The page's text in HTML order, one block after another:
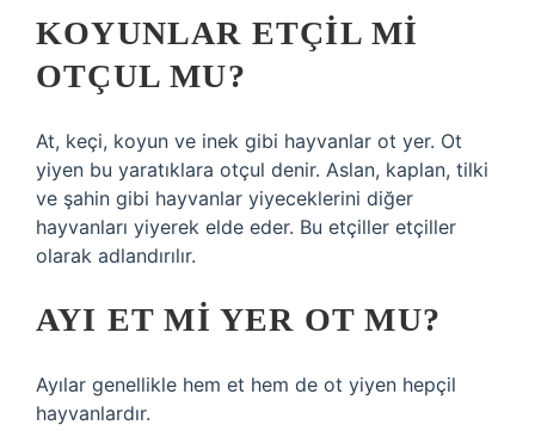
KOYUNLAR ETÇIL MI
OTÇUL MU?
At, keçi, koyun ve inek gibi hayvanlar ot yer. Ot
yiyen bu yaratıklara otçul denir. Aslan, kaplan, tilki
ve şahin gibi hayvanlar yiyeceklerini diğer
hayvanları yiyerek elde eder. Bu etçiller etçiller
olarak adlandırılır.
AYI ET MI YER OT MU?
Ayılar genellikle hem et hem de ot yiyen hepçil
hayvanlardır.